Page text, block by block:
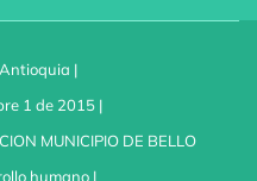
|
1 de 2015 |
MUNICIPIO DE BELLO
humano |